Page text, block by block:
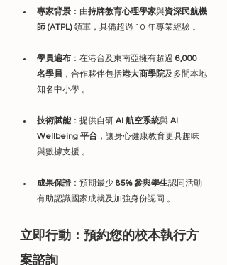
專家背景 ：由持牌教育心理學家與資深民航機
師 (ATPL) 領軍，具備超過 10 年專業經驗 。
學員遍布 ：在港台及東南亞擁有超過 6,000
名學員 ，合作夥伴包括港大商學院及多間本地
知名中小學 。
技術賦能：提供自研 AI 航空系統與 AI
Wellbeing 平台 ，讓身心健康教育更具趣味
與數據支援 。
成果保證 ：預期最少 85% 參與學生認同活動
有助認識國家成就及加強身份認同 。
立即行動：預約您的校本執行方
案諮詢